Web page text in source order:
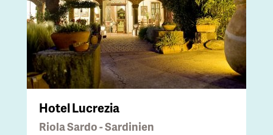
Hotel Lucrezia
Riola Sardo - Sardinien